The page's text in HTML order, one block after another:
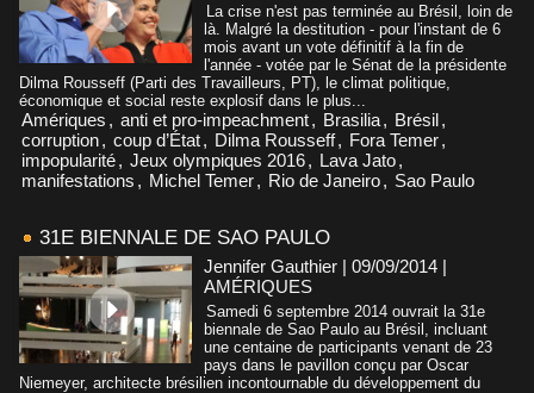
La crise n'est pas terminée au Brésil, loin de
là. Malgré la destitution - pour l'instant de 6
mois avant un vote définitif à la fin de
l'année - votée par le Sénat de la présidente
Dilma Rousseff (Parti des Travailleurs, PT), le climat politique,
économique et social reste explosif dans le plus...
Amériques , anti et pro-impeachment, Brasilia, Brésil,
corruption, coup d’État, Dilma Rousseff, Fora Temer,
impopularité, Jeux olympiques 2016, Lava Jato,
manifestations , Michel Temer, Rio de Janeiro, Sao Paulo
31E BIENNALE DE SAO PAULO
Jennifer Gauthier | 09/09/2014 |
AMÉRIQUES
Samedi 6 septembre 2014 ouvrait la 31e
biennale de Sao Paulo au Brésil, incluant
une centaine de participants venant de 23
pays dans le pavillon conçu par Oscar
Niemeyer, architecte brésilien incontournable du développement du